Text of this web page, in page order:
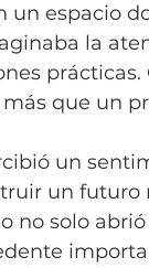
un espacio
la
que un
un
un futuro
no solo